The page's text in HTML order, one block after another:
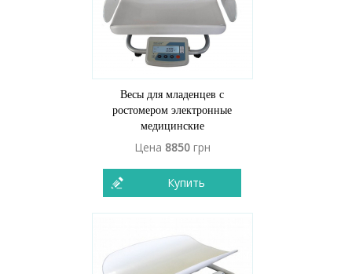
Весы для младенцев с
ростомером электронные
медицинские
Цена 8850грн
Купить